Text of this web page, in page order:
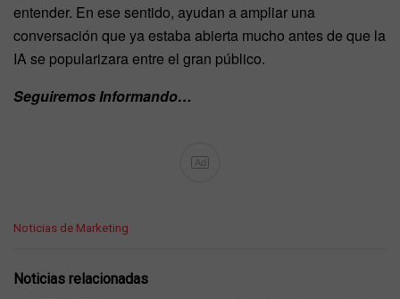
entender. En ese sentido, ayudan a ampliar una
conversación que ya estaba abierta mucho antes de que la
IA se popularizara entre el gran público.
Seguiremos Informando…
Ad
C
e
Noticias de Marketing
Noticias relacionadas